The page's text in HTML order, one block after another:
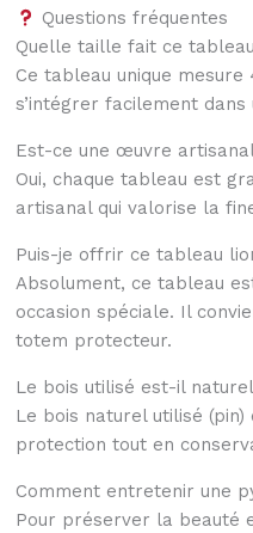
Questions fréquentes
Quelle taille fait ce
Ce tableau unique
s’intégrer facilement
Est-ce une œuvre
Oui, chaque tableau est
artisanal qui valorise la
Puis-je offrir ce tableau
Absolument, ce tableau
occasion spéciale. Il
totem protecteur.
Le bois utilisé est-il
Le bois naturel utilisé
protection tout en
Comment entretenir une
Pour préserver la beauté